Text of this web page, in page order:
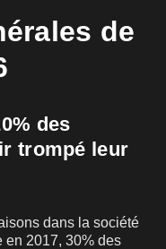
de
des
trompé leur
dans la société
en 2017, 30% des